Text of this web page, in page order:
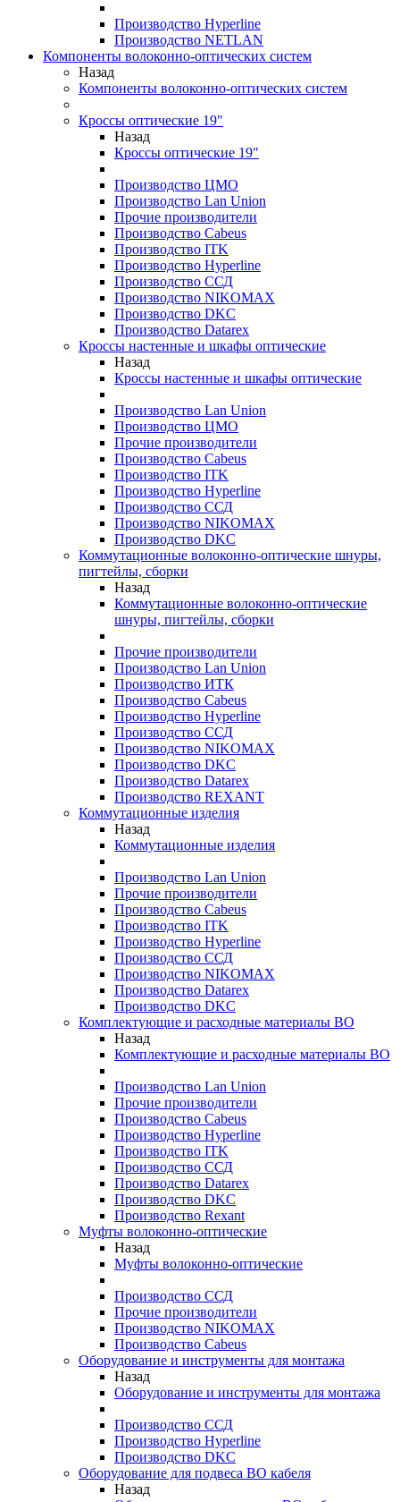
Производство Hyperline
Производство NETLAN
Компоненты волоконно-оптических систем
Назад
Компоненты волоконно-оптических систем
Кроссы оптические 19"
Назад
Кроссы оптические 19"
Производство ЦМО
Производство Lan Union
Прочие производители
Производство Cabeus
Производство ITK
Производство Hyperline
Производство ССД
Производство NIKOMAX
Производство DKC
Производство Datarex
Кроссы настенные и шкафы оптические
Назад
Кроссы настенные и шкафы оптические
Производство Lan Union
Производство ЦМО
Прочие производители
Производство Cabeus
Производство ITK
Производство Hyperline
Производство ССД
Производство NIKOMAX
Производство DKC
Коммутационные волоконно-оптические шнуры,
пигтейлы, сборки
Назад
Коммутационные волоконно-оптические
шнуры, пигтейлы, сборки
Прочие производители
Производство Lan Union
Производство ИТК
Производство Cabeus
Производство Hyperline
Производство ССД
Производство NIKOMAX
Производство DKC
Производство Datarex
Производство REXANT
Коммутационные изделия
Назад
Коммутационные изделия
Производство Lan Union
Прочие производители
Производство Cabeus
Производство ITK
Производство Hyperline
Производство ССД
Производство NIKOMAX
Производство Datarex
Производство DKC
Комплектующие и расходные материалы ВО
Назад
Комплектующие и расходные материалы ВО
Производство Lan Union
Прочие производители
Производство Cabeus
Производство Hyperline
Производство ITK
Производство ССД
Производство Datarex
Производство DKC
Производство Rexant
Муфты волоконно-оптические
Назад
Муфты волоконно-оптические
Производство ССД
Прочие производители
Производство NIKOMAX
Производство Cabeus
Оборудование и инструменты для монтажа
Назад
Оборудование и инструменты для монтажа
Производство ССД
Производство Hyperline
Производство DKC
Оборудование для подвеса ВО кабеля
Назад